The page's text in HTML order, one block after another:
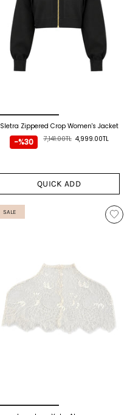
Sletra Zippered Crop Women's Jacket
4,999.00TL
7,141.00TL
-%30
QUICK ADD
SALE